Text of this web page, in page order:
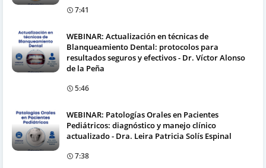
7:41
WEBINAR: Actualización en técnicas de
Blanqueamiento Dental: protocolos para
resultados seguros y efectivos - Dr. Víctor Alonso
de la Peña
5:46
WEBINAR: Patologías Orales en Pacientes
Pediátricos: diagnóstico y manejo clínico
actualizado - Dra. Leira Patricia Solís Espinal
7:38